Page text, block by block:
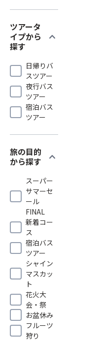
ツアータ
イプから
探す
expand_more
日帰りバ
スツアー
夜行バス
ツアー
宿泊バス
ツアー
旅の目的
から探す
expand_more
スーパー
サマーセ
ール
FINAL
新着コー
ス
宿泊バス
ツアー
シャイン
マスカッ
ト
花火大
会・祭
お盆休み
フルーツ
狩り